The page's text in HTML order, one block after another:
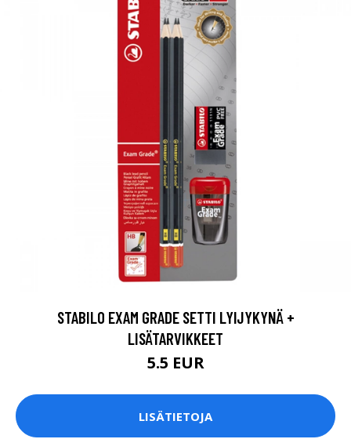
STABILO EXAM GRADE SETTI LYIJYKYNÄ +
LISÄTARVIKKEET
5.5 EUR
LISÄTIETOJA